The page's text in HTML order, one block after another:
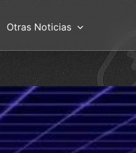
Otras Noticias